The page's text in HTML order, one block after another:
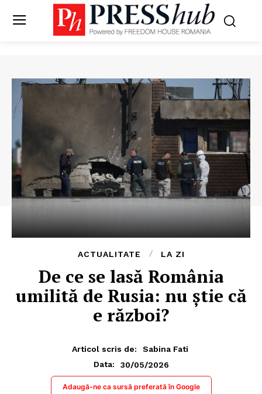
ACTUALITATE LA ZI
De ce se lasă România
umilită de Rusia: nu știe că
e război?
Articol scris de:
Sabina Fati
Data:
30/05/2026
Adaugă-ne ca sursă preferată în Google